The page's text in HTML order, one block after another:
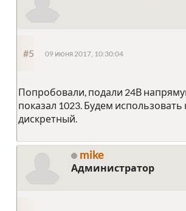
#5 09 июня 2017, 10:30:04
Попробовали, подали 24В
показал 1023. Будем использовать
дискретный.
mike
Администратор